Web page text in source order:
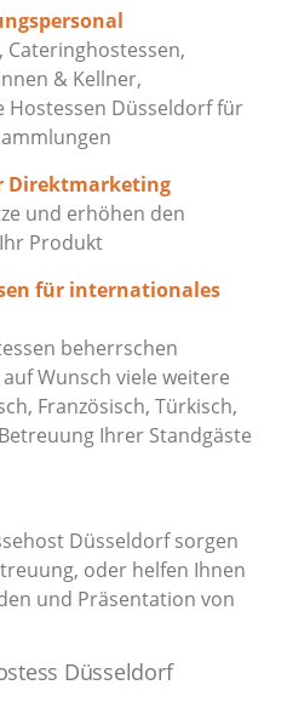
& Kellner,
Hostessen Düsseldorf für
Direktmarketing
und erhöhen den
Produkt
für internationales
beherrschen
Wunsch viele weitere
Französisch, Türkisch,
Ihrer Standgäste
Düsseldorf sorgen
oder helfen Ihnen
und Präsentation von
Düsseldorf